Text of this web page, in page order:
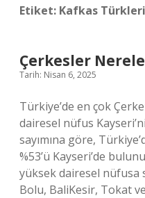
Etiket: Kafkas
Çerkesler
Tarih: Nisan 6, 2025
Türkiye’de en çok
dairesel nüfus
sayımına göre,
%53’ü Kayseri’de
yüksek dairesel nüfusa
Bolu, BaliKesir, Tokat